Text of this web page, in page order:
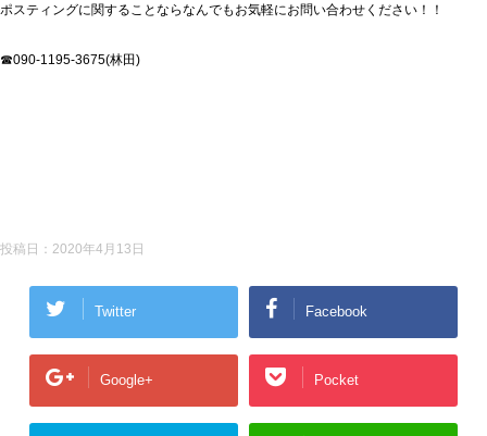
ポスティングに関することならなんでもお気軽にお問い合わせください！！
☎090-1195-3675(林田)
投稿日： 2020年4月13日
Twitter Facebook
Google+ Pocket